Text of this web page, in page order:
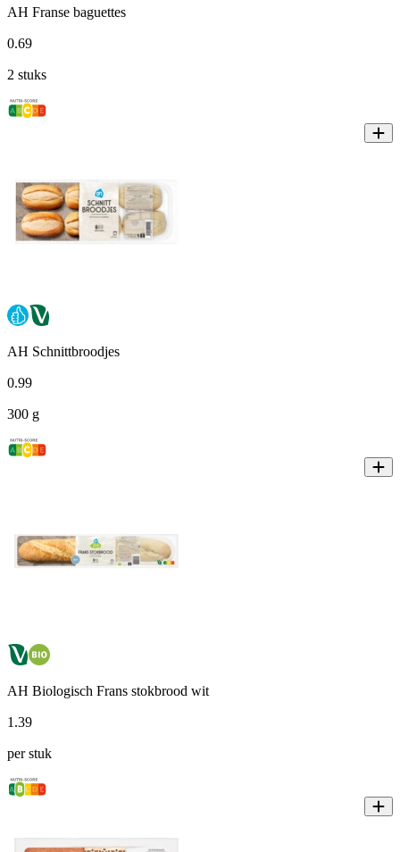
AH Franse baguettes
0.69
2 stuks
AH Schnittbroodjes
0.99
300 g
AH Biologisch Frans stokbrood wit
1 .39
per stuk